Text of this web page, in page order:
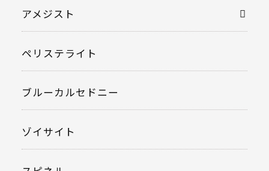
アメジスト
ペリステライト
ブルーカルセドニー
ゾイサイト